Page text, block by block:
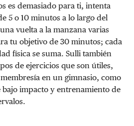
es demasiado para ti, intenta
5 o 10 minutos a lo largo del
vuelta a la manzana varias
tu objetivo de 30 minutos; cada
física se suma. Sulli también
de ejercicios que son útiles,
en un gimnasio, como
impacto y entrenamiento de